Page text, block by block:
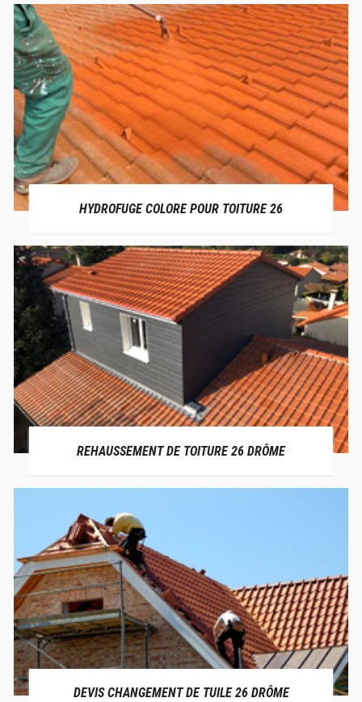
HYDROFUGE COLORE POUR TOITURE 26
REHAUSSEMENT DE TOITURE 26 DRÔME
DEVIS CHANGEMENT DE TUILE 26 DRÔME